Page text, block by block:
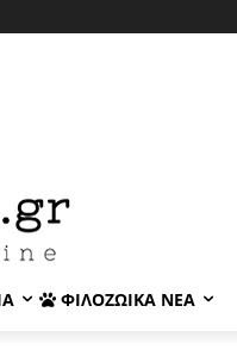
ΦΙΛΟΖΩΙΚΆ ΝΈΑ